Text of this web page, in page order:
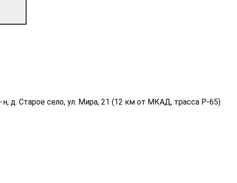
д. Старое село, ул. Мира, 21 (12 км от МКАД, трасса P-65)